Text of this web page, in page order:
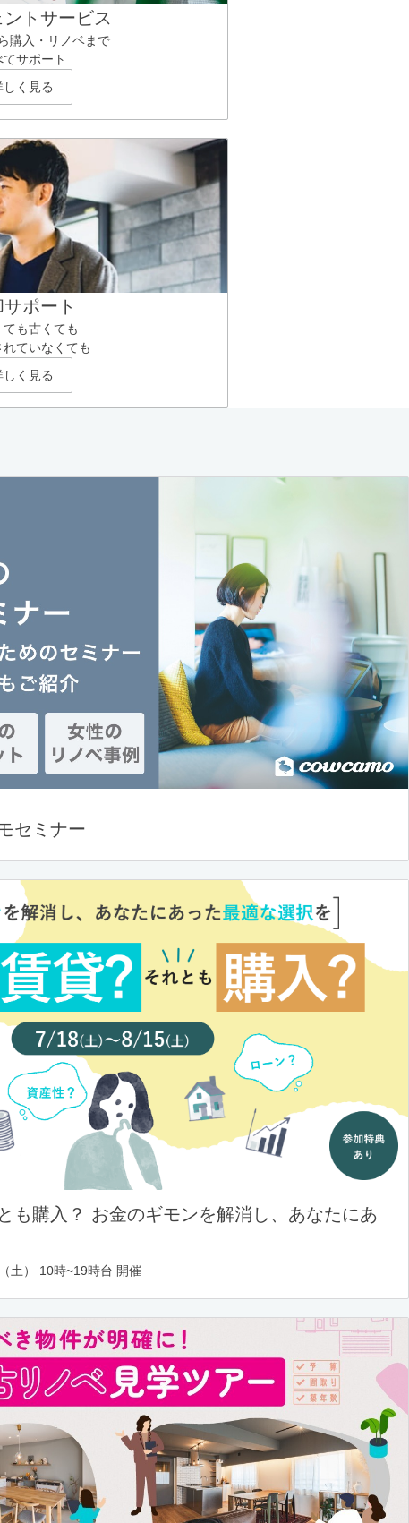
トサービス
購入・リノベまで
てサポート
しく見る
ポート
ても古くても
れていなくても
しく見る
セミナー
も購入？ お金のギモンを解消し、あなたにあ
土） 10時~19時台 開催